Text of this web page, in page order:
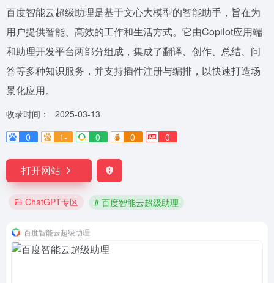
百度智能云超级助理是基于文心大模型的智能助手，旨在为
用户提供智能、高效的工作和生活方式。它由Copilot应用端
和助理开发平台两部分组成，集成了翻译、创作、总结、问
答等多种知识服务，并支持插件注册与编排，以快速打造场
景化应用。
收录时间：
2025-03-13
0
1- 0 0 0
打开网站
ChatGPT专区 # 百度智能云超级助理
百度智能云超级助理